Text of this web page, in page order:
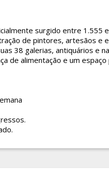
surgido entre 1.555
de pintores, artesãos e
38 galerias, antiquários e
de alimentação e um